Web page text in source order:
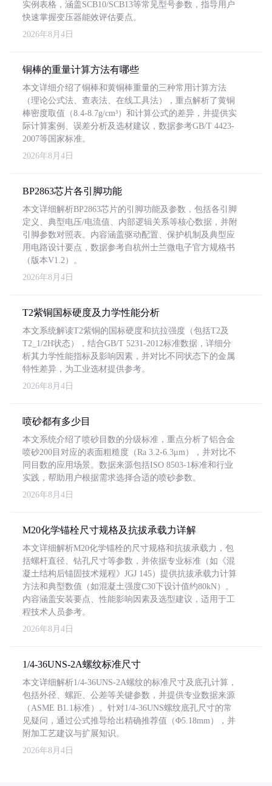
实例表格，涵盖SCB10/SCB13等常见型号参数，指导用户
快速掌握变压器能效评估要点。
2026年8月4日
铜棒的重量计算方法有哪些
本文详细介绍了铜棒和黄铜棒重量的三种常用计算方法
（理论公式法、查表法、在线工具法），重点解析了黄铜
棒密度取值（8.4-8.7g/cm³）和计算公式的差异，并提供实
际计算案例、误差分析及选材建议，数据参考GB/T 4423-
2007等国家标准。
2026年8月4日
BP2863芯片各引脚功能
本文详细解析BP2863芯片的引脚功能及参数，包括各引脚
定义、典型电压/电流值、内部逻辑关系等核心数据，并附
引脚参数对照表。内容涵盖驱动配置、保护机制及典型应
用电路设计要点，数据参考自杭州士兰微电子官方规格书
（版本V1.2）。
2026年8月4日
T2紫铜国标硬度及力学性能分析
本文系统解读T2紫铜的国标硬度和抗拉强度（包括T2及
T2_1/2H状态），结合GB/T 5231-2012标准数据，详细分
析其力学性能指标及影响因素，并对比不同状态下的金属
特性差异，为工业选材提供参考。
2026年8月4日
喷砂都有多少目
本文系统介绍了喷砂目数的分级标准，重点分析了铝合金
喷砂200目对应的表面粗糙度（Ra 3.2-6.3μm），并对比不
同目数的应用场景。数据来源包括ISO 8503-1标准和行业
实践，帮助用户根据需求选择合适的喷砂参数。
2026年8月4日
M20化学锚栓尺寸规格及抗拔承载力详解
本文详细解析M20化学锚栓的尺寸规格和抗拔承载力，包
括螺杆直径、钻孔尺寸等参数，并依据专业标准（如《混
凝土结构后锚固技术规程》JGJ 145）提供抗拔承载力计算
方法和典型数值（如混凝土强度C30下设计值约80kN）。
内容涵盖安装要点、性能影响因素及选型建议，适用于工
程技术人员参考。
2026年8月4日
1/4-36UNS-2A螺纹标准尺寸
本文详细解析1/4-36UNS-2A螺纹的标准尺寸及底孔计算，
包括外径、螺距、公差等关键参数，并提供专业数据来源
（ASME B1.1标准）。针对1/4-36UNS螺纹底孔尺寸的常
见疑问，通过公式推导给出精确推荐值（Φ5.18mm），并
附加工艺建议与扩展知识。
2026年8月4日